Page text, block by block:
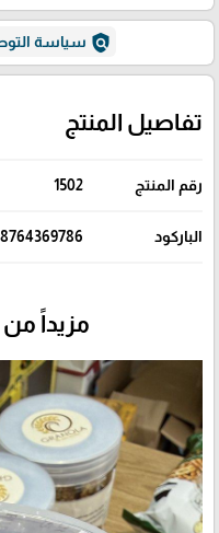
policy سياسة
تفاصيل المنتج
رقم المنتج 1502
الباركود
مزيداً من